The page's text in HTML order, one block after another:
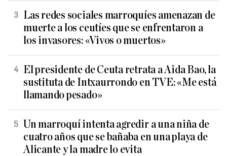
Las redes sociales marroquíes amenazan de
muerte a los ceutíes que se enfrentaron a
los invasores: «Vivos o muertos»
El presidente de Ceuta retrata a Aida Bao, la
sustituta de Intxaurrondo en TVE: «Me está
llamando pesado»
Un marroquí intenta agredir a una niña de
cuatro años que se bañaba en una playa de
Alicante y la madre lo evita